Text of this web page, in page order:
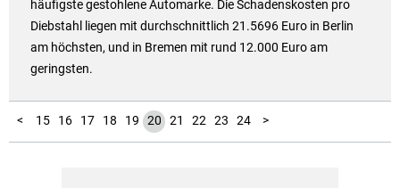
häufigste gestohlene Automarke. Die Schadenskosten pro
Diebstahl liegen mit durchschnittlich 21.5696 Euro in Berlin
am höchsten, und in Bremen mit rund 12.000 Euro am
geringsten.
<
1
2
3
4
5
6
7
8
9
10
11
12
13
14 15 16 17 18 19 20 21 22 23 24
25
26
27
28
29
30
31
32
33
34
35
36
37
38
39
40
41
42
43
44
45
46
47
48
49
50
51
52
53
54
55
56
57
58
59 >